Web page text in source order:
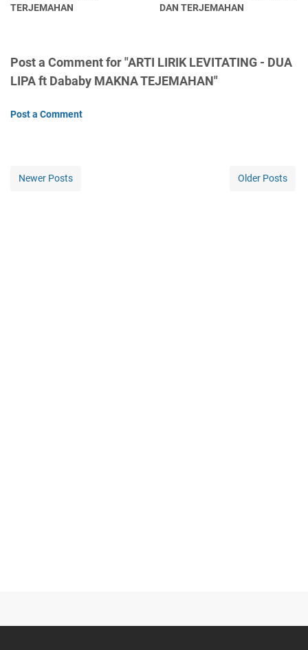
TERJEMAHAN
DAN TERJEMAHAN
Post a Comment for "ARTI LIRIK LEVITATING - DUA
LIPA ft Dababy MAKNA TEJEMAHAN"
Post a Comment
Newer Posts Older Posts